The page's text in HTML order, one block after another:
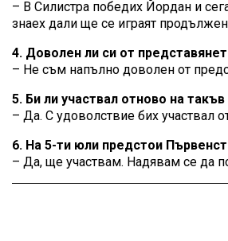
– В Силистра победих Йордан и
знаех дали ще се играят
4. Доволен ли си от
– Не съм напълно доволен от
5. Би ли участвал отново на такъв
– Да. С удоволствие бих участвал
6. На 5-ти юли предстои
– Да, ще участвам. Надявам се да